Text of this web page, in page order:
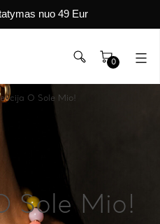
nuo 49 Eur
0
Sole Mio!
O Sole Mio!